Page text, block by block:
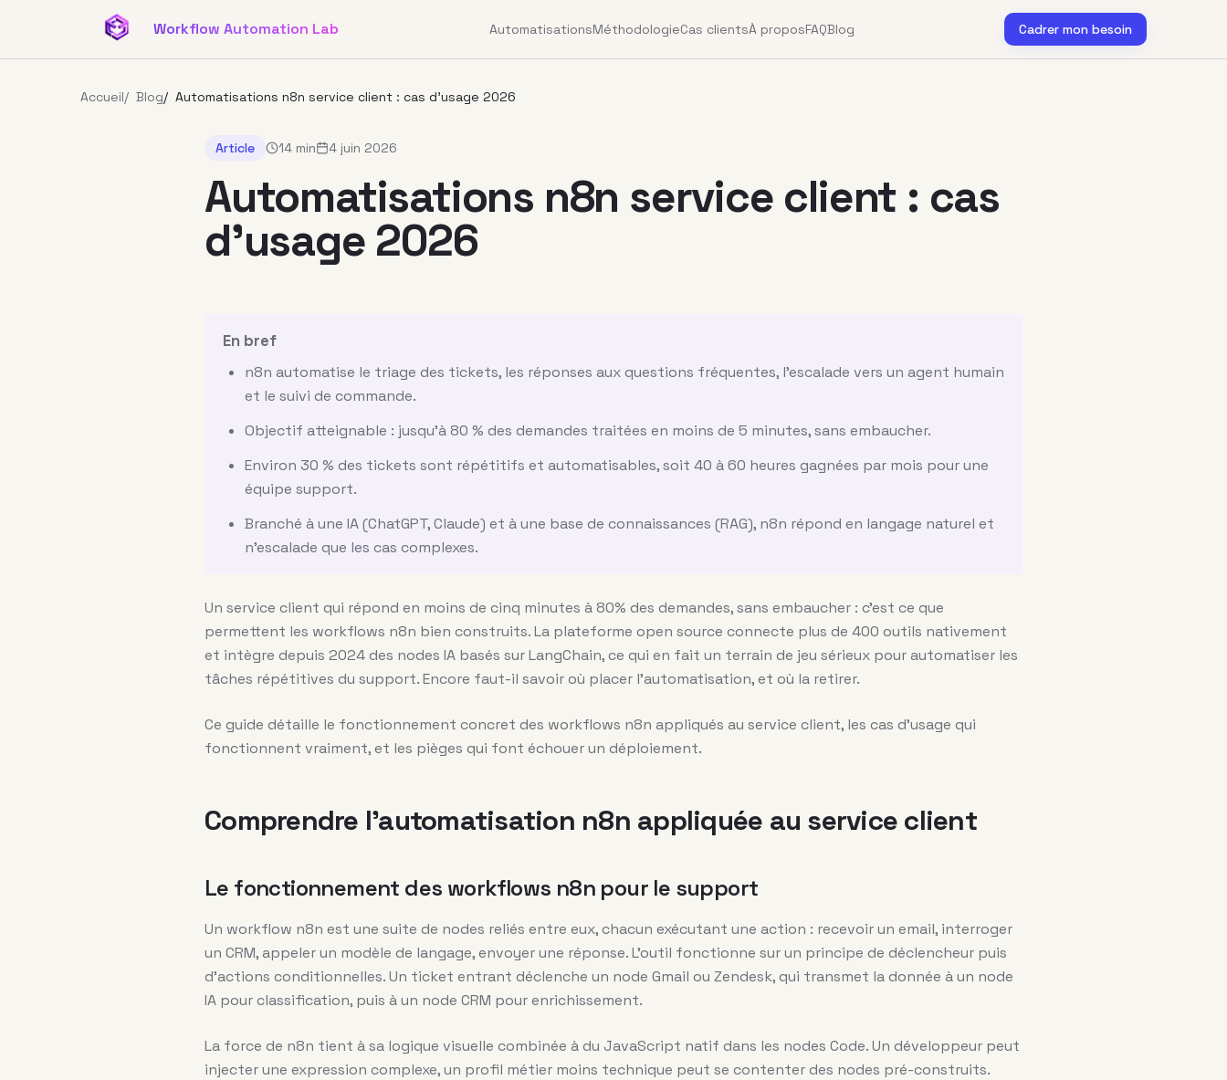
Aller au contenu principal
Workflow Automation Lab
AutomatisationsMéthodologieCas clientsÀ proposFAQBlog Cadrer mon besoin
Accueil/ Blog/ Automatisations n8n service client : cas d’usage 2026
Article 14 min 4 juin 2026
Automatisations n8n service client : cas
d’usage 2026
En bref
n8n automatise le triage des tickets, les réponses aux questions fréquentes, l’escalade vers un agent humain
et le suivi de commande.
Objectif atteignable : jusqu’à 80 % des demandes traitées en moins de 5 minutes, sans embaucher.
Environ 30 % des tickets sont répétitifs et automatisables, soit 40 à 60 heures gagnées par mois pour une
équipe support.
Branché à une IA (ChatGPT, Claude) et à une base de connaissances (RAG), n8n répond en langage naturel et
n’escalade que les cas complexes.
Un service client qui répond en moins de cinq minutes à 80% des demandes, sans embaucher : c’est ce que
permettent les workflows n8n bien construits. La plateforme open source connecte plus de 400 outils nativement
et intègre depuis 2024 des nodes IA basés sur LangChain, ce qui en fait un terrain de jeu sérieux pour automatiser les
tâches répétitives du support. Encore faut-il savoir où placer l’automatisation, et où la retirer.
Ce guide détaille le fonctionnement concret des workflows n8n appliqués au service client, les cas d’usage qui
fonctionnent vraiment, et les pièges qui font échouer un déploiement.
Comprendre l’automatisation n8n appliquée au service client
Le fonctionnement des workflows n8n pour le support
Un workflow n8n est une suite de nodes reliés entre eux, chacun exécutant une action : recevoir un email, interroger
un CRM, appeler un modèle de langage, envoyer une réponse. L’outil fonctionne sur un principe de déclencheur puis
d’actions conditionnelles. Un ticket entrant déclenche un node Gmail ou Zendesk, qui transmet la donnée à un node
IA pour classification, puis à un node CRM pour enrichissement.
La force de n8n tient à sa logique visuelle combinée à du JavaScript natif dans les nodes Code. Un développeur peut
injecter une expression complexe, un profil métier moins technique peut se contenter des nodes pré-construits.